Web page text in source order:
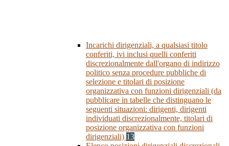
Incarichi dirigenziali, a qualsiasi titolo
conferiti, ivi inclusi quelli conferiti
discrezionalmente dall'organo di indirizzo
politico senza procedure pubbliche di
selezione e titolari di posizione
organizzativa con funzioni dirigenziali (da
pubblicare in tabelle che distinguano le
seguenti situazioni: dirigenti, dirigenti
individuati discrezionalmente, titolari di
posizione organizzativa con funzioni
dirigenziali) 13